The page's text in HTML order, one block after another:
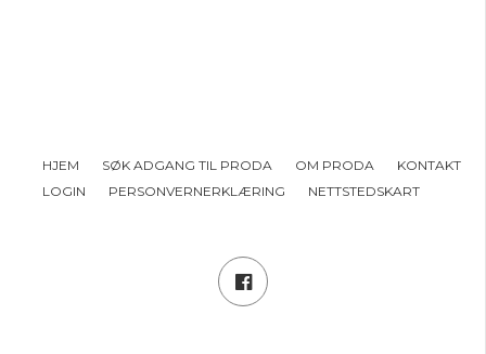
HJEM SØK ADGANG TIL PRODA OM PRODA
KONTAKT
LOGIN
PERSONVERNERKLÆRING NETTSTEDSKART